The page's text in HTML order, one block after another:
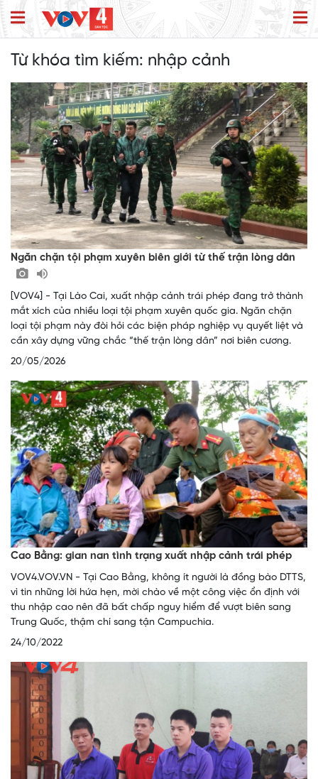
Từ khóa tìm kiếm: nhập cảnh
Ngăn chặn tội phạm xuyên biên giới từ thế trận lòng dân
[VOV4] - Tại Lào Cai, xuất nhập cảnh trái phép đang trở thành
mắt xích của nhiều loại tội phạm xuyên quốc gia. Ngăn chặn
loại tội phạm này đòi hỏi các biện pháp nghiệp vụ quyết liệt và
cần xây dựng vững chắc “thế trận lòng dân” nơi biên cương.
20/05/2026
Cao Bằng: gian nan tình trạng xuất nhập cảnh trái phép
VOV4.VOV.VN - Tại Cao Bằng, không ít người là đồng bào DTTS,
vì tin những lời hứa hẹn, mời chào về một công việc ổn định với
thu nhập cao nên đã bất chấp nguy hiểm để vượt biên sang
Trung Quốc, thậm chí sang tận Campuchia.
24/10/2022